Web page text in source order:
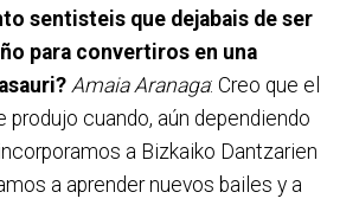
sentisteis que dejabais de ser
para convertiros en una
Amaia Aranaga: Creo que el
produjo cuando, aún dependiendo
a Bizkaiko Dantzarien
a aprender nuevos bailes y a